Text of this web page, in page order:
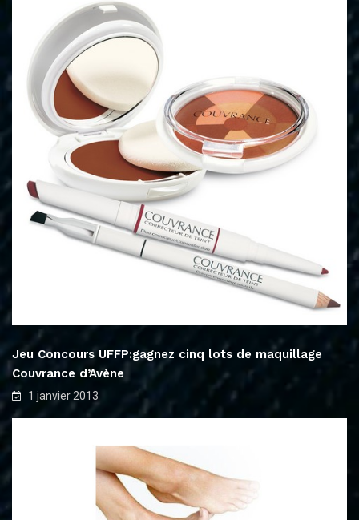
Jeu Concours UFFP:gagnez cinq lots de maquillage
Couvrance d’Avène
1 janvier 2013